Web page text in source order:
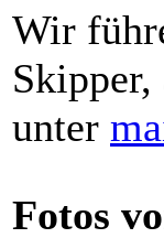
Wir
unter
Fotos